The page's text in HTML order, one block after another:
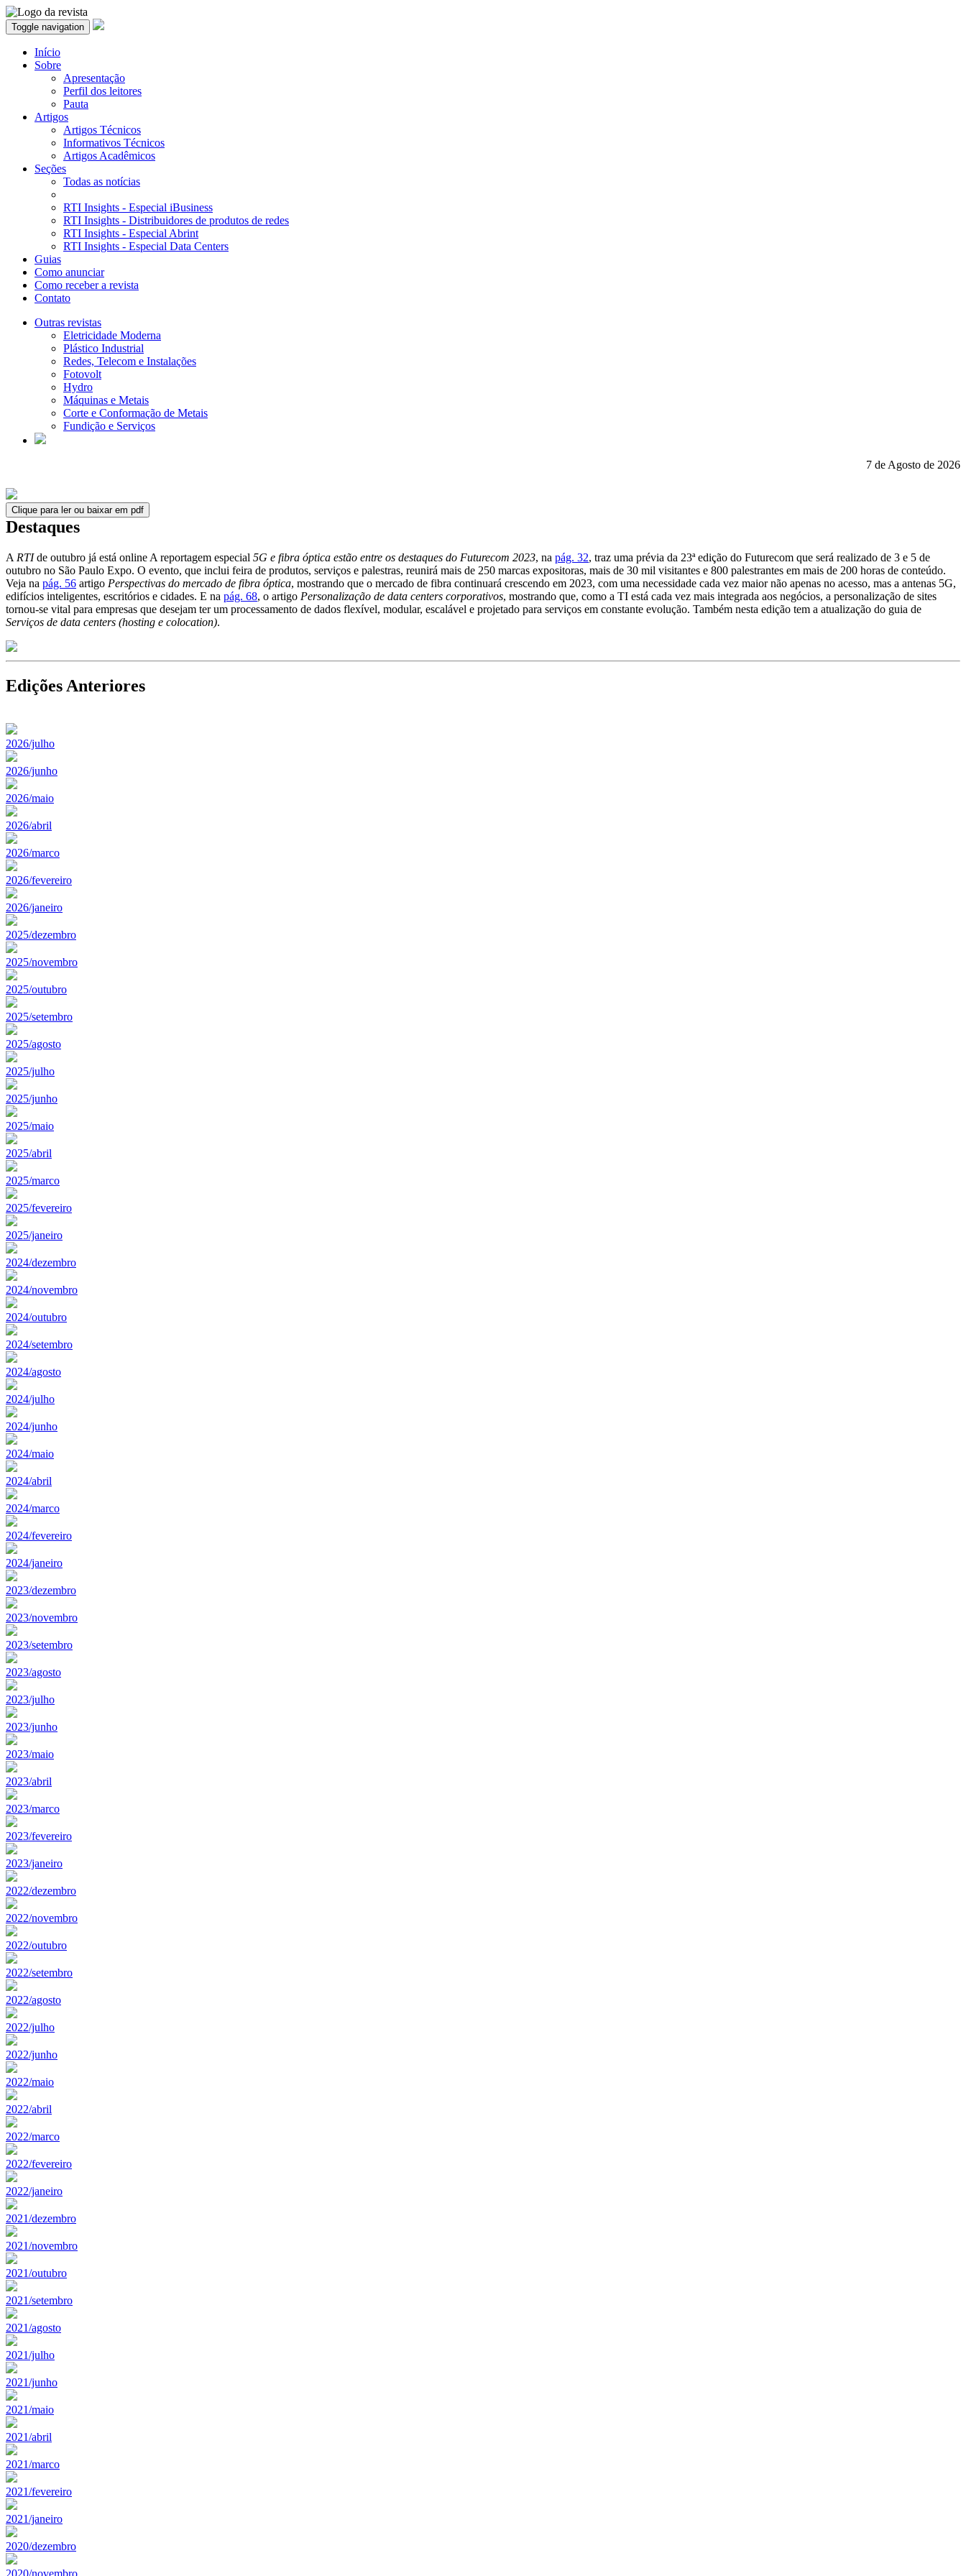
Toggle navigation
Início
Sobre
Apresentação
Perfil dos leitores
Pauta
Artigos
Artigos Técnicos
Informativos Técnicos
Artigos Acadêmicos
Seções
Todas as notícias
RTI Insights - Especial iBusiness
RTI Insights - Distribuidores de produtos de redes
RTI Insights - Especial Abrint
RTI Insights - Especial Data Centers
Guias
Como anunciar
Como receber a revista
Contato
Outras revistas
Eletricidade Moderna
Plástico Industrial
Redes, Telecom e Instalações
Fotovolt
Hydro
Máquinas e Metais
Corte e Conformação de Metais
Fundição e Serviços
7 de Agosto de 2026
Clique para ler ou baixar em pdf
Destaques
A RTIde outubro já está online A reportagem especial 5G e fibra óptica estão entre os destaques do Futurecom 2023, na pág. 32, traz uma prévia da 23ª edição do Futurecom que será realizado de 3 e 5 de
outubro no São Paulo Expo. O evento, que inclui feira de produtos, serviços e palestras, reunirá mais de 250 marcas expositoras, mais de 30 mil visitantes e 800 palestrantes em mais de 200 horas de conteúdo.
Veja na pág. 56 artigo Perspectivas do mercado de fibra óptica, mostrando que o mercado de fibra continuará crescendo em 2023, com uma necessidade cada vez maior não apenas no acesso, mas a antenas 5G,
edifícios inteligentes, escritórios e cidades. E na pág. 68, o artigo Personalização de data centers corporativos, mostrando que, como a TI está cada vez mais integrada aos negócios, a personalização de sites
tornou-se vital para empresas que desejam ter um processamento de dados flexível, modular, escalável e projetado para serviços em constante evolução. Também nesta edição tem a atualização do guia de
Serviços de data centers (hosting e colocation).
Edições Anteriores
2026/julho
2026/junho
2026/maio
2026/abril
2026/marco
2026/fevereiro
2026/janeiro
2025/dezembro
2025/novembro
2025/outubro
2025/setembro
2025/agosto
2025/julho
2025/junho
2025/maio
2025/abril
2025/marco
2025/fevereiro
2025/janeiro
2024/dezembro
2024/novembro
2024/outubro
2024/setembro
2024/agosto
2024/julho
2024/junho
2024/maio
2024/abril
2024/marco
2024/fevereiro
2024/janeiro
2023/dezembro
2023/novembro
2023/setembro
2023/agosto
2023/julho
2023/junho
2023/maio
2023/abril
2023/marco
2023/fevereiro
2023/janeiro
2022/dezembro
2022/novembro
2022/outubro
2022/setembro
2022/agosto
2022/julho
2022/junho
2022/maio
2022/abril
2022/marco
2022/fevereiro
2022/janeiro
2021/dezembro
2021/novembro
2021/outubro
2021/setembro
2021/agosto
2021/julho
2021/junho
2021/maio
2021/abril
2021/marco
2021/fevereiro
2021/janeiro
2020/dezembro
2020/novembro